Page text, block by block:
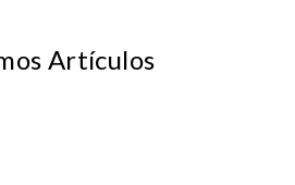
Artículos